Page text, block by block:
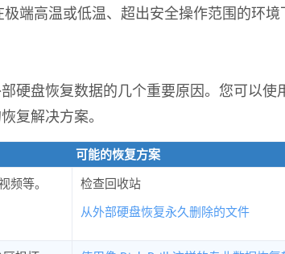
端高温或低温、超出安全操作范围的环境
硬盘恢复数据的几个重要原因。您可以使
复解决方案。
可能的恢复方案
频等。
检查回收站
从外部硬盘恢复永久删除的文件